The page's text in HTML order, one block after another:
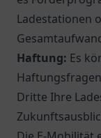
Ladestationen
Haftung: Es
Dritte Ihre